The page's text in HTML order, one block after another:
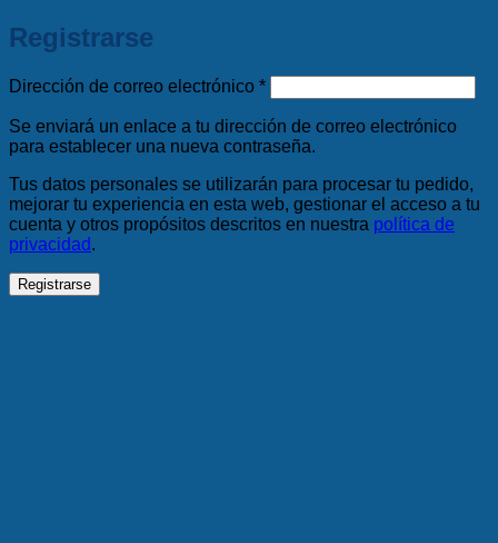
Registrarse
Dirección de correo electrónico *Obligatorio
Se enviará un enlace a tu dirección de correo electrónico
para establecer una nueva contraseña.
Tus datos personales se utilizarán para procesar tu pedido,
mejorar tu experiencia en esta web, gestionar el acceso a tu
cuenta y otros propósitos descritos en nuestra política de
privacidad.
Registrarse